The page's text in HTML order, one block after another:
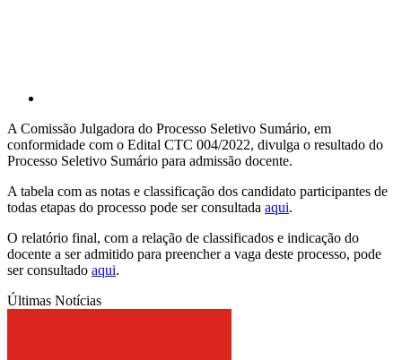
A Comissão Julgadora do Processo Seletivo Sumário, em
conformidade com o Edital CTC 004/2022, divulga o resultado do
Processo Seletivo Sumário para admissão docente.
A tabela com as notas e classificação dos candidato participantes de
todas etapas do processo pode ser consultada aqui.
O relatório final, com a relação de classificados e indicação do
docente a ser admitido para preencher a vaga deste processo, pode
ser consultado aqui.
Últimas Notícias